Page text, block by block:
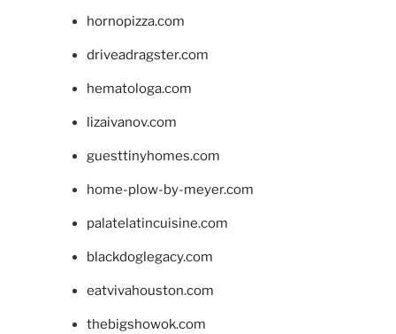
hornopizza.com
driveadragster.com
hematologa.com
lizaivanov.com
guesttinyhomes.com
home-plow-by-meyer.com
palatelatincuisine.com
blackdoglegacy.com
eatvivahouston.com
thebigshowok.com